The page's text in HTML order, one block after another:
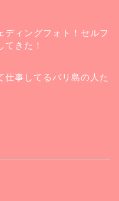
ディングフォト！セルフ
てきた！
仕事してるバリ島の人た